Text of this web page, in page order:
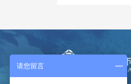
请您留言